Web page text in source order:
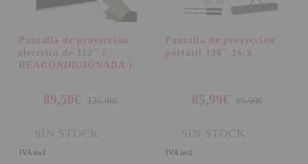
Pantalla de proyeccion
electrica de 112" (
REACONDICIONADA )
89,50€ 126,98€
SIN STOCK
IVA incl.
Pantalla de proyección
portátil 130" 16:9
85,99€ 89,99€
SIN STOCK
IVA incl.